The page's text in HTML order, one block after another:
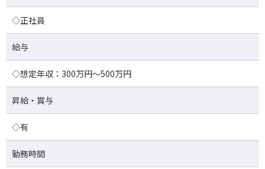
◇正社員
給与
◇想定年収：300万円～500万円
昇給・賞与
◇有
勤務時間